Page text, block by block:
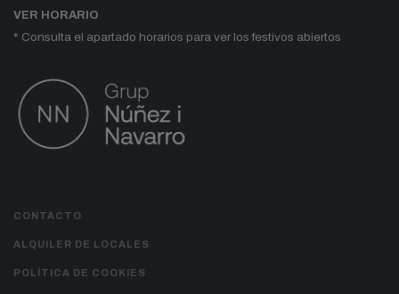
VER HORARIO
* Consulta el apartado horarios para ver los festivos abiertos
CONTACTO
ALQUILER DE LOCALES
POLÍTICA DE COOKIES